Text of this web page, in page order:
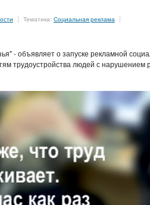
Тематика: Социальная реклама
- объявляет о запуске рекламной
трудоустройства людей с нарушением